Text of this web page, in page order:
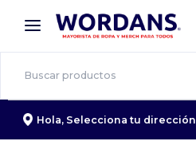
× App de Wordans
¡Mejores precios en app!
Hola, Selecciona tu dirección